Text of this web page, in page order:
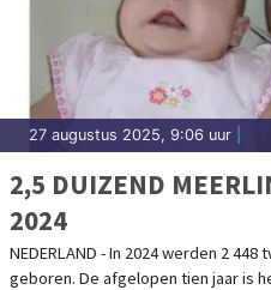
27 augustus 2025, 9:06 uur
2,5 DUIZEND
2024
NEDERLAND - In 2024 werden 2
geboren. De afgelopen tien jaar is